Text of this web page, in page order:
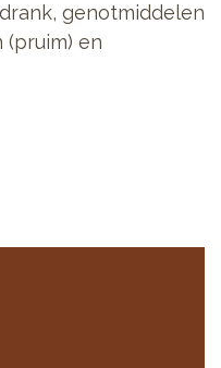
genotmiddelen
(pruim) en